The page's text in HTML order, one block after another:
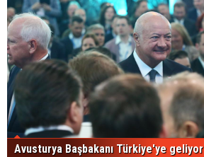
Avusturya Başbakanı Türkiye'ye geliyor